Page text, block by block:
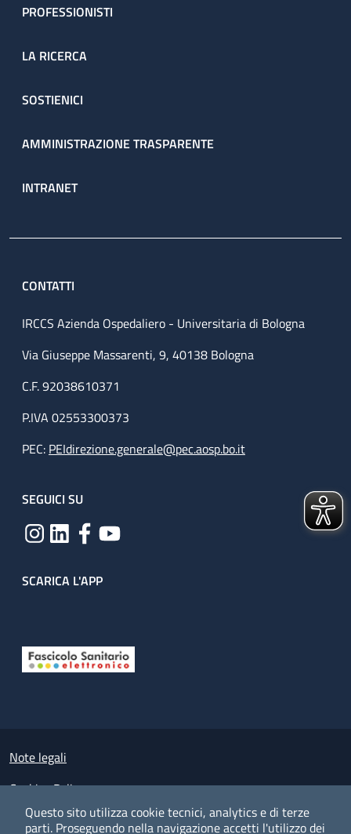
Questo sito utilizza cookie tecnici, analytics e di terze
parti. Proseguendo nella navigazione accetti l'utilizzo dei
PROFESSIONISTI
LA RICERCA
SOSTIENICI
AMMINISTRAZIONE TRASPARENTE
INTRANET
CONTATTI
IRCCS Azienda Ospedaliero - Universitaria di Bologna
Via Giuseppe Massarenti, 9, 40138 Bologna
C.F. 92038610371
P.IVA 02553300373
PEC: PEIdirezione.generale@pec.aosp.bo.it
SEGUICI SU
SCARICA L'APP
Small prints
Note legali
Cookies Policy
Policy privacy e protezione del dato personale